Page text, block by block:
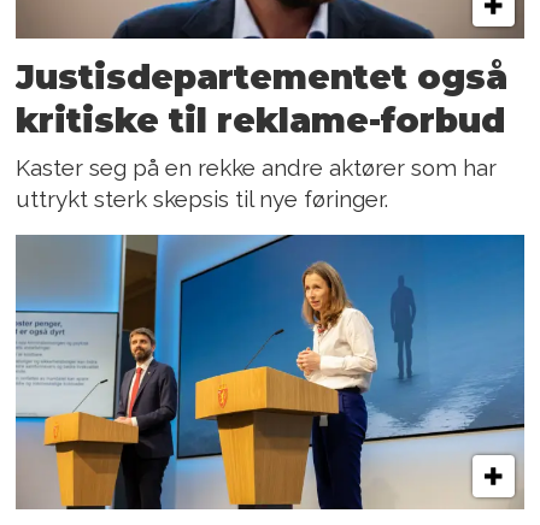
Justis­departementet også
kritiske til reklame-forbud
Kaster seg på en rekke andre aktører som har
uttrykt sterk skepsis til nye føringer.